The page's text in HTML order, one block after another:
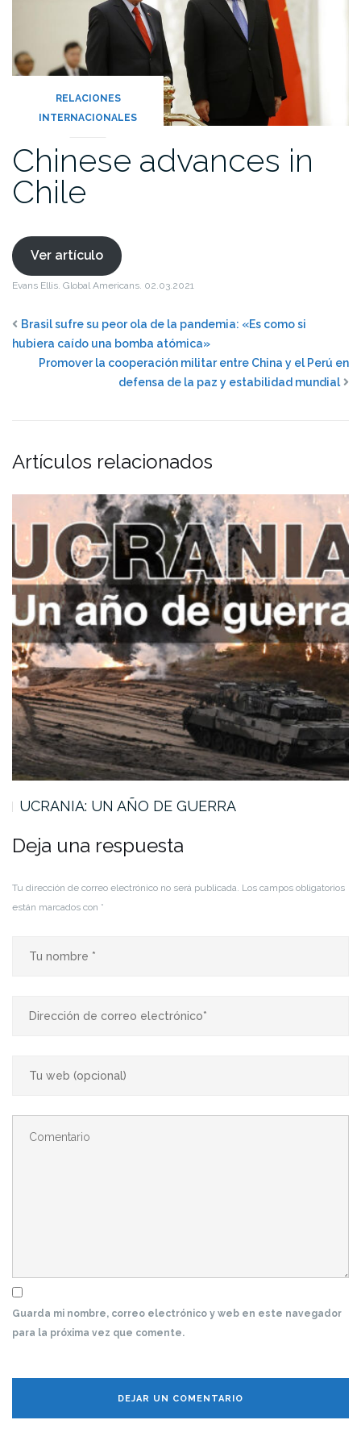
RELACIONES
INTERNACIONALES
Chinese advances in
Chile
Ver artículo
Evans Ellis. Global Americans. 02.03.2021
Brasil sufre su peor ola de la pandemia: «Es como si
hubiera caído una bomba atómica»
Promover la cooperación militar entre China y el Perú en
defensa de la paz y estabilidad mundial
Artículos relacionados
UCRANIA: UN AÑO DE GUERRA
Deja una respuesta
Tu dirección de correo electrónico no será publicada. Los campos obligatorios
están marcados con *
Guarda mi nombre, correo electrónico y web en este navegador
para la próxima vez que comente.